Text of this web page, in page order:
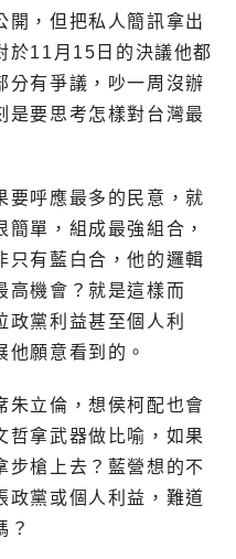
開，但把私人簡訊拿出
於11月15日的決議他都
分有爭議，吵一周沒辦
是要思考怎樣對台灣最
要呼應最多的民意，就
單，組成最強組合，
只有藍白合，他的邏輯
高機會？就是這樣而
政黨利益甚至個人利
他願意看到的。
朱立倫，想侯柯配也會
哲拿武器做比喻，如果
步槍上去？藍營想的不
政黨或個人利益，難道
？